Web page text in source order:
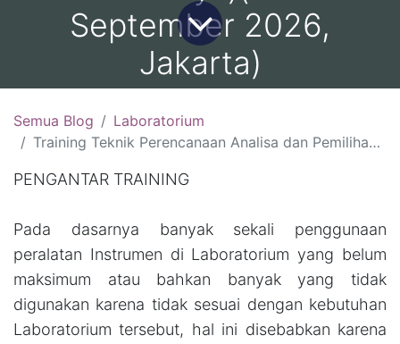
September 2026,
Jakarta)
Semua Blog
Laboratorium
Training Teknik Perencanaan Analisa dan Pemilihan Peralatan Instrument Laboratorium :(12-14 Agustus 2026, Jakarta )(19-21 Agustus 2026, Yogyakarta )(26-28 Agustus 2026, Bandung)(2-4 September 2026, Surabaya)(9-11 September 2026, Jakarta)
PENGANTAR TRAINING
Pada dasarnya banyak sekali penggunaan
peralatan Instrumen di Laboratorium yang belum
maksimum atau bahkan banyak yang tidak
digunakan karena tidak sesuai dengan kebutuhan
Laboratorium tersebut, hal ini disebabkan karena